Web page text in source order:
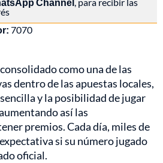
7070
como una de las
dentro de las apuestas locales,
y la posibilidad de jugar
así las
premios. Cada día, miles de
si su número jugado
oficial.